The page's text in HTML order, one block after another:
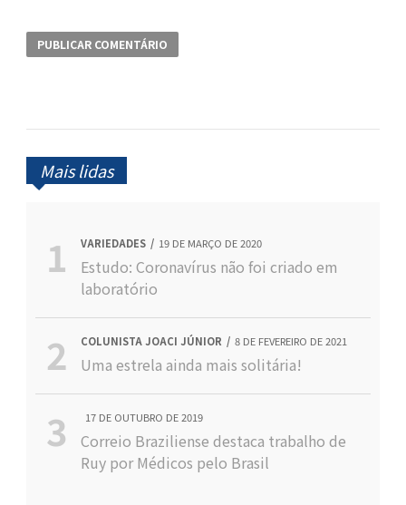
Mais lidas
VARIEDADES 19 DE MARÇO DE 2020
Estudo: Coronavírus não foi criado em
laboratório
COLUNISTA JOACI JÚNIOR 8 DE FEVEREIRO DE 2021
Uma estrela ainda mais solitária!
17 DE OUTUBRO DE 2019
Correio Braziliense destaca trabalho de
Ruy por Médicos pelo Brasil